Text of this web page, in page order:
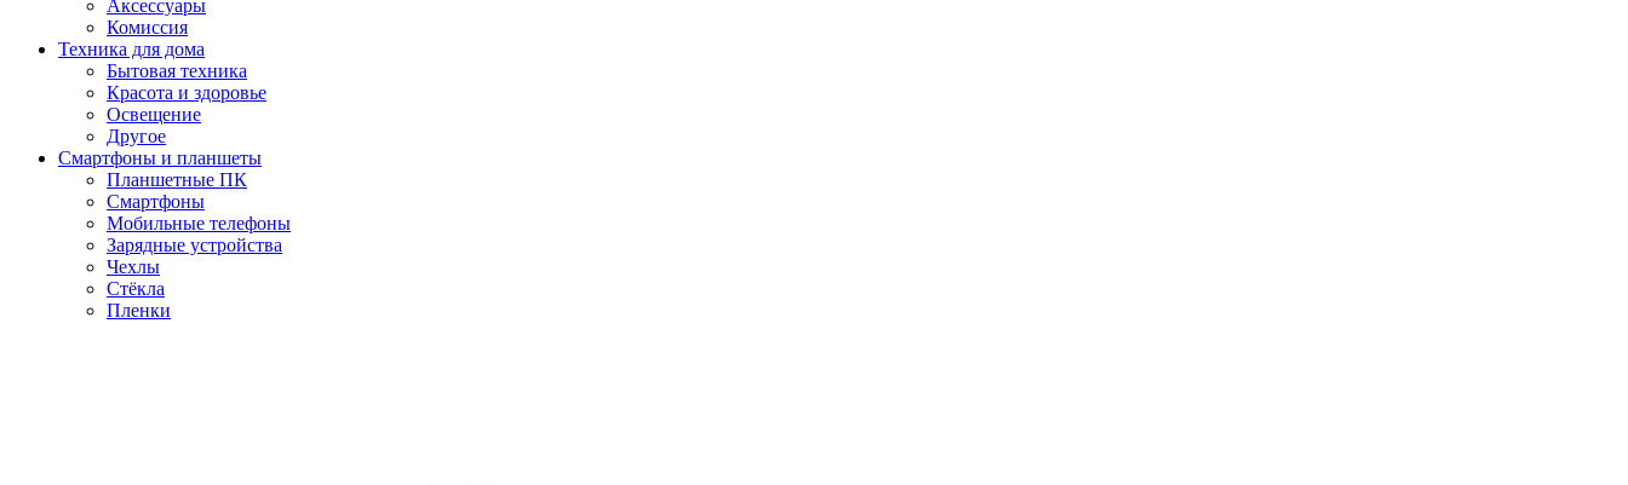
Аксессуары
Комиссия
Техника для дома
Бытовая техника
Красота и здоровье
Освещение
Другое
Смартфоны и планшеты
Планшетные ПК
Смартфоны
Мобильные телефоны
Зарядные устройства
Чехлы
Стёкла
Пленки